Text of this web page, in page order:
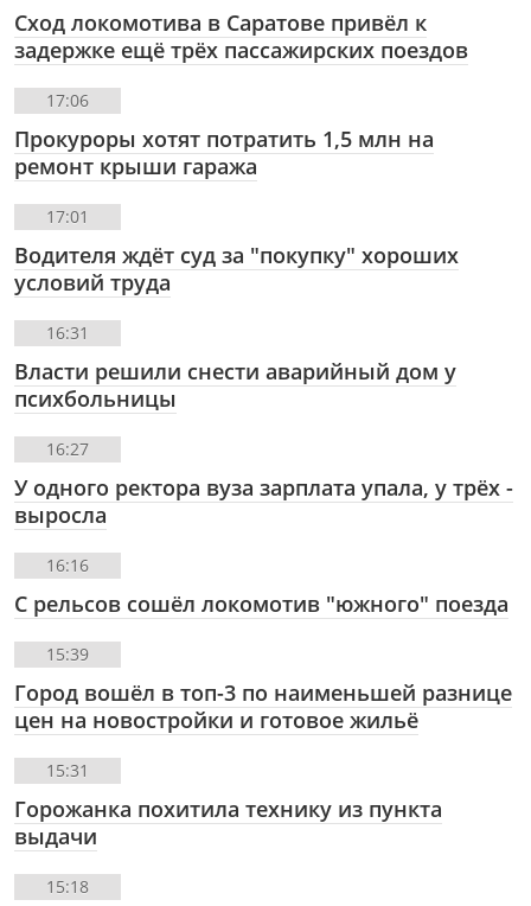
Сход локомотива в Саратове привёл к
задержке ещё трёх пассажирских поездов
17:06
Прокуроры хотят потратить 1,5 млн на
ремонт крыши гаража
17:01
Водителя ждёт суд за "покупку" хороших
условий труда
16:31
Власти решили снести аварийный дом у
психбольницы
16:27
У одного ректора вуза зарплата упала, у трёх -
выросла
16:16
С рельсов сошёл локомотив "южного" поезда
15:39
Город вошёл в топ-3 по наименьшей разнице
цен на новостройки и готовое жильё
15:31
Горожанка похитила технику из пункта
выдачи
15:18